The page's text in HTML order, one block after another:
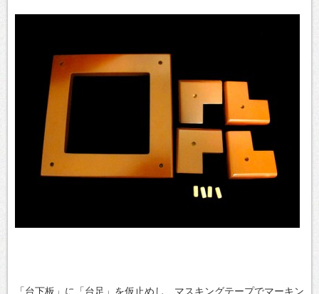
「台下板」に「台足」を仮止めし、マスキングテープでマーキン